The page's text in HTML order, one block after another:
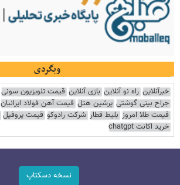
وبگردی
خبرآنلاین راه نو آنلاین بازی آنلاین قیمت تلویزیون سونی
جراح بینی گوشتی پرشین هتل قیمت آهن فولاد ایرانیان
قیمت طلا امروز بلیط قطار شرکت رادوکو قیمت پروفیل
خرید اکانت chatgpt
نسخه دسکتاپ